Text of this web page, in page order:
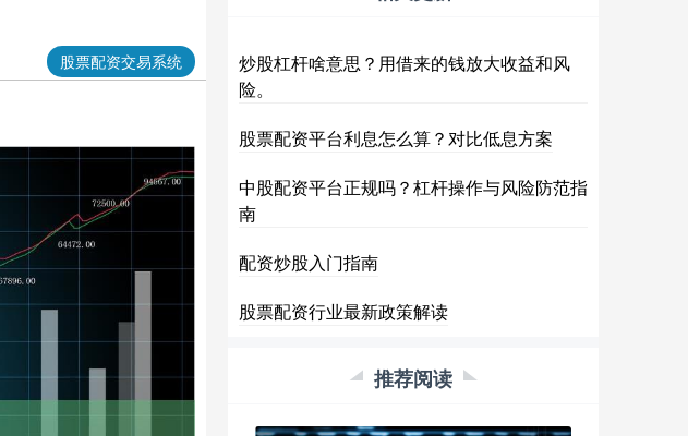
股票配资交易系统
炒股杠杆啥意思？用借来的钱放大收益和风
险。
股票配资平台利息怎么算？对比低息方案
中股配资平台正规吗？杠杆操作与风险防范指
南
配资炒股入门指南
股票配资行业最新政策解读
推荐阅读